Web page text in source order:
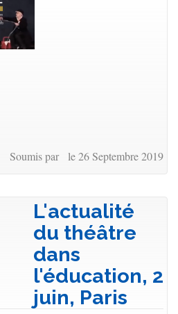
Soumis par le 26 Septembre 2019
L'actualité
du théâtre
dans
l'éducation, 2
juin, Paris